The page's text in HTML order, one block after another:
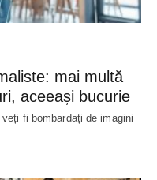
mai multă
aceeași bucurie
fi bombardați de imagini